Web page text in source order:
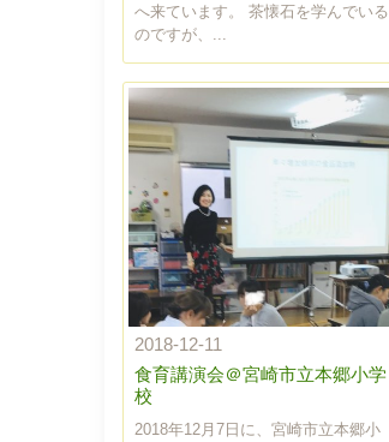
へ来ています。 茶懐石を学んでいる
のですが、...
2018-12-11
食育講演会＠宮崎市立本郷小学
校
2018年12月7日に、宮崎市立本郷小